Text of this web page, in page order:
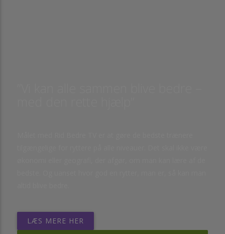
LÆS MERE HER